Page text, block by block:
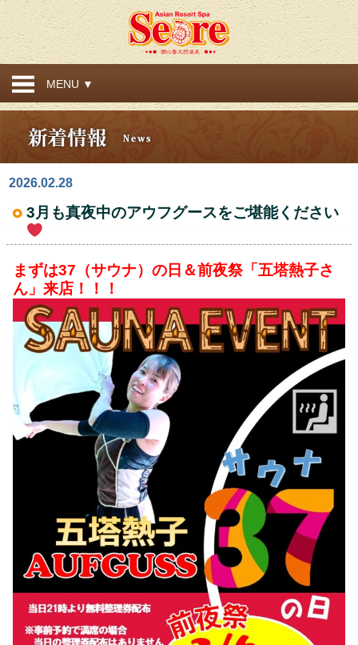
MENU ▼
2026.02.28
3月も真夜中のアウフグースをご堪能ください
まずは37（サウナ）の日＆前夜祭「五塔熱子さ
ん」来店！！！